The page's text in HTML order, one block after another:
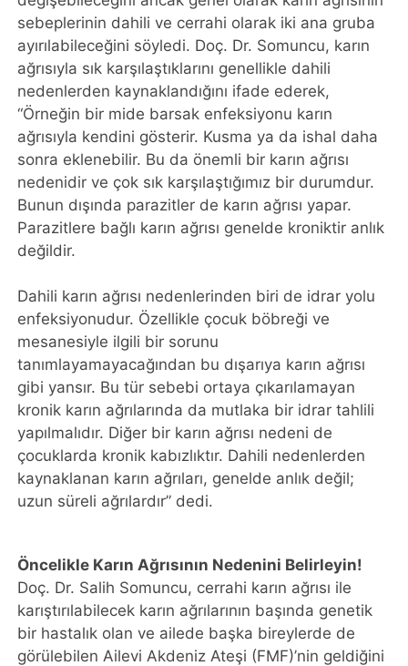
sebeplerinin dahili ve cerrahi olarak iki ana gruba
ayırılabileceğini söyledi. Doç. Dr. Somuncu, karın
ağrısıyla sık karşılaştıklarını genellikle dahili
nedenlerden kaynaklandığını ifade ederek,
“Örneğin bir mide barsak enfeksiyonu karın
ağrısıyla kendini gösterir. Kusma ya da ishal daha
sonra eklenebilir. Bu da önemli bir karın ağrısı
nedenidir ve çok sık karşılaştığımız bir durumdur.
Bunun dışında parazitler de karın ağrısı yapar.
Parazitlere bağlı karın ağrısı genelde kroniktir anlık
değildir.
Dahili karın ağrısı nedenlerinden biri de idrar yolu
enfeksiyonudur. Özellikle çocuk böbreği ve
mesanesiyle ilgili bir sorunu
tanımlayamayacağından bu dışarıya karın ağrısı
gibi yansır. Bu tür sebebi ortaya çıkarılamayan
kronik karın ağrılarında da mutlaka bir idrar tahlili
yapılmalıdır. Diğer bir karın ağrısı nedeni de
çocuklarda kronik kabızlıktır. Dahili nedenlerden
kaynaklanan karın ağrıları, genelde anlık değil;
uzun süreli ağrılardır” dedi.
Öncelikle Karın Ağrısının Nedenini Belirleyin!
Doç. Dr. Salih Somuncu, cerrahi karın ağrısı ile
karıştırılabilecek karın ağrılarının başında genetik
bir hastalık olan ve ailede başka bireylerde de
görülebilen Ailevi Akdeniz Ateşi (FMF)’nin geldiğini